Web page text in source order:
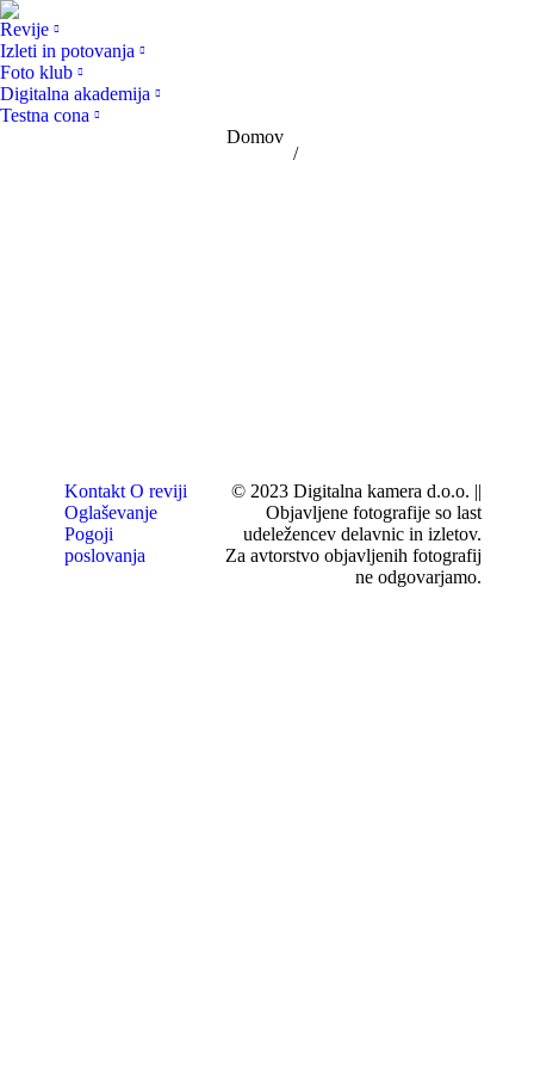
Revije
Izleti in potovanja
Foto klub
Digitalna akademija
Testna cona
You are here:
Domov
Kontakt O reviji
Oglaševanje
Pogoji
poslovanja
© 2023 Digitalna kamera d.o.o. ||
Objavljene fotografije so last
udeležencev delavnic in izletov.
Za avtorstvo objavljenih fotografij
ne odgovarjamo.